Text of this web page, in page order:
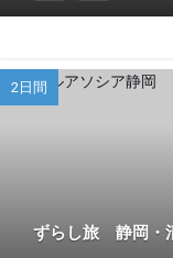
2日間
ずらし旅 静岡・